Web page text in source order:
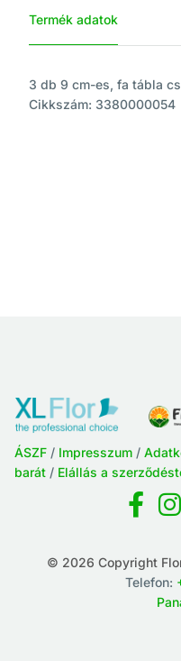
Termék adatok
3 db 9 cm-es, fa tábla
Cikkszám: 3380000054
ÁSZF / Impresszum /
barát / Elállás a
© 2026 Copyright
Telefon: